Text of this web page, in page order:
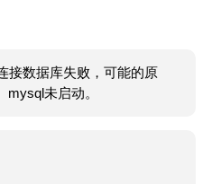
接数据库失败，可能的原
mysql未启动。